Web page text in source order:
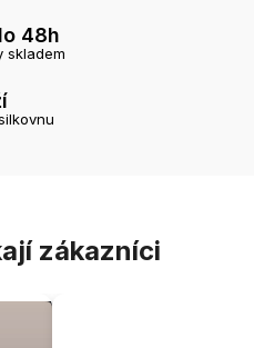
48h
skladem
zákazníci